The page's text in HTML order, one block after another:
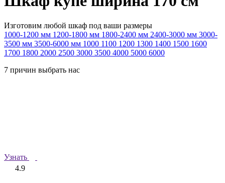
Изготовим любой шкаф под ваши размеры
1000-1200 мм 1200-1800 мм 1800-2400 мм 2400-3000 мм 3000-
3500 мм 3500-6000 мм 1000 1100 1200 1300 1400 1500 1600
1700 1800 2000 2500 3000 3500 4000 5000 6000
7 причин выбрать нас
Узнать
4.9